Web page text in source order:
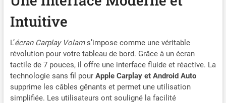
Siri/Google Assistant et
envoyer des messages
texte, naviguer avec des
cartes et écouter de la
musique facilement. 【 7
pouces A-pple Carplay avec
iOS et Android Mirror-Link】
Intuitive
L’écran Carplay Volams’impose comme une véritable
révolution pour votre tableau de bord. Grâce à un écran
tactile de 7 pouces, il offre une interface fluide et réactive. La
technologie sans fil pour Apple Carplay et Android Auto
supprime les câbles gênants et permet une utilisation
simplifiée. Les utilisateurs ont souligné la facilité